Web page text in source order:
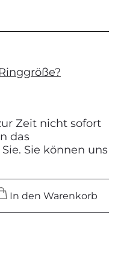
Zeit nicht sofort
das
Sie können uns
In den Warenkorb